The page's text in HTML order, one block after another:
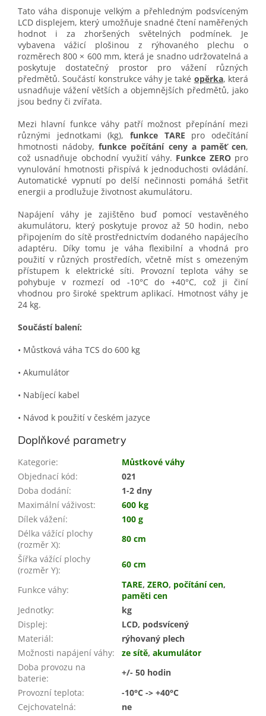
Tato váha disponuje velkým a přehledným podsvíceným
LCD displejem, který umožňuje snadné čtení naměřených
hodnot i za zhoršených světelných podmínek. Je
vybavena vážicí plošinou z rýhovaného plechu o
rozměrech 800 × 600 mm, která je snadno udržovatelná a
poskytuje dostatečný prostor pro vážení různých
předmětů. Součástí konstrukce váhy je také opěrka, která
usnadňuje vážení větších a objemnějších předmětů, jako
jsou bedny či zvířata.
Mezi hlavní funkce váhy patří možnost přepínání mezi
různými jednotkami (kg), funkce TARE pro odečítání
hmotnosti nádoby,funkce počítání ceny a paměť cen,
což usnadňuje obchodní využití váhy. Funkce ZEROpro
vynulování hmotnosti přispívá k jednoduchosti ovládání.
Automatické vypnutí po delší nečinnosti pomáhá šetřit
energii a prodlužuje životnost akumulátoru.
Napájení váhy je zajištěno buď pomocí vestavěného
akumulátoru, který poskytuje provoz až 50 hodin, nebo
připojením do sítě prostřednictvím dodaného napájecího
adaptéru. Díky tomu je váha flexibilní a vhodná pro
použití v různých prostředích, včetně míst s omezeným
přístupem k elektrické síti. Provozní teplota váhy se
pohybuje v rozmezí od -10°C do +40°C, což ji činí
vhodnou pro široké spektrum aplikací. Hmotnost váhy je
24 kg.
Součástí balení:
• Můstková váha TCS do 600 kg
• Akumulátor
• Nabíjecí kabel
• Návod k použití v českém jazyce
Doplňkové parametry
Kategorie:
Můstkové váhy
Objednací kód:
021
Doba dodání:
1-2 dny
Maximální váživost:
600 kg
Dílek vážení:
100 g
Délka vážící plochy
(rozměr X):
80 cm
Šířka vážící plochy
(rozměr Y):
60 cm
Funkce váhy: TARE, ZERO, počítání cen,
paměti cen
Jednotky:
kg
Displej:
LCD, podsvícený
Materiál:
rýhovaný plech
Možnosti napájení váhy: ze sítě, akumulátor
Doba provozu na
baterie:
+/- 50 hodin
Provozní teplota:
-10°C -> +40°C
Cejchovatelná:
ne